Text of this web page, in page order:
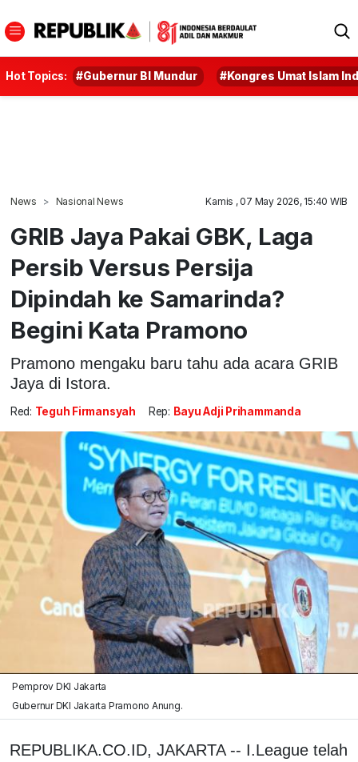
Hot Topics: #Gubernur BI Mundur #Kongres Umat Islam
News Nasional News Kamis , 07 May 2026, 15:40 WIB
GRIB Jaya Pakai GBK, Laga
Persib Versus Persija
Dipindah ke Samarinda?
Begini Kata Pramono
Pramono mengaku baru tahu ada acara GRIB
Jaya di Istora.
Red: Teguh Firmansyah Rep: Bayu Adji Prihammanda
Pemprov DKI Jakarta
Gubernur DKI Jakarta Pramono Anung.
REPUBLIKA.CO.ID, JAKARTA -- I.League telah